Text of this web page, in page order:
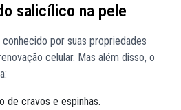
salicílico na pele
por suas propriedades
celular. Mas além disso, o
de cravos e espinhas.